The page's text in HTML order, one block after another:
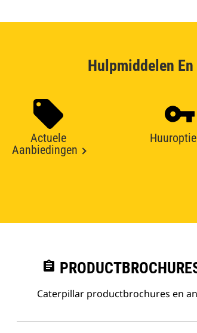
Hulpmiddelen
Actuele
Aanbiedingen
assignment
Caterpillar productbrochures en